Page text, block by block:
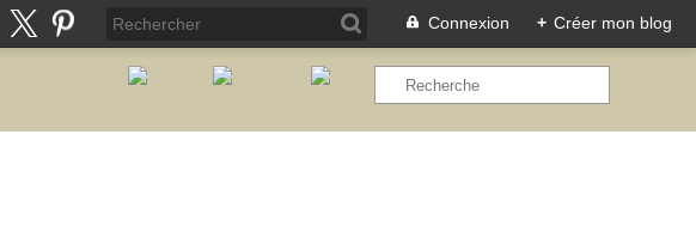
Connexion + Créer mon blog